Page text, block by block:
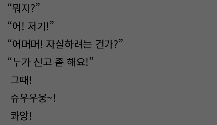
“뭐지?”
“어! 저기!”
“어머머! 자살하려는 건가?”
“누가 신고 좀 해요!”
그때!
슈우우웅~!
콰앙!